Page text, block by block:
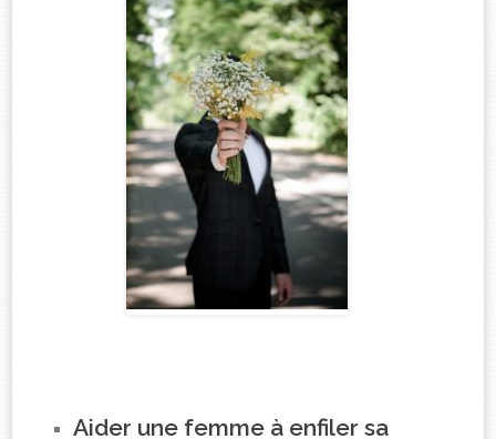
Aider une femme à enfiler sa